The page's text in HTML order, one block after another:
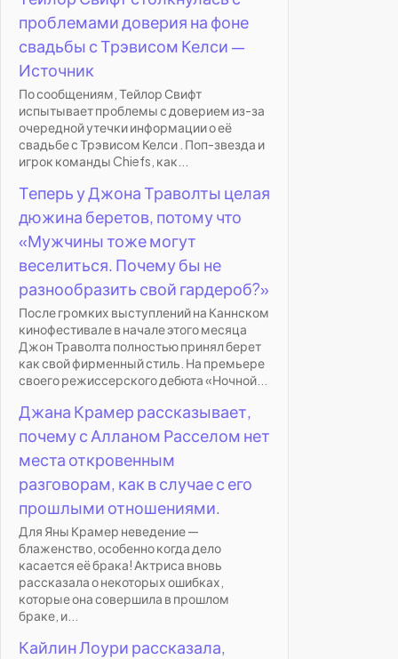
проблемами доверия на фоне
свадьбы с Трэвисом Келси —
Источник
По сообщениям, Тейлор Свифт
испытывает проблемы с доверием из-за
очередной утечки информации о её
свадьбе с Трэвисом Келси . Поп-звезда и
игрок команды Chiefs, как...
Теперь у Джона Траволты целая
дюжина беретов, потому что
«Мужчины тоже могут
веселиться. Почему бы не
разнообразить свой гардероб?»
После громких выступлений на Каннском
кинофестивале в начале этого месяца
Джон Траволта полностью принял берет
как свой фирменный стиль. На премьере
своего режиссерского дебюта «Ночной...
Джана Крамер рассказывает,
почему с Алланом Расселом нет
места откровенным
разговорам, как в случае с его
прошлыми отношениями.
Для Яны Крамер неведение —
блаженство, особенно когда дело
касается её брака! Актриса вновь
рассказала о некоторых ошибках,
которые она совершила в прошлом
браке, и...
Кайлин Лоури рассказала,